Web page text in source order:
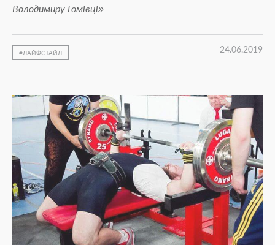
Володимиру Гомівці»
ЛАЙФСТАЙЛ 24.06.2019